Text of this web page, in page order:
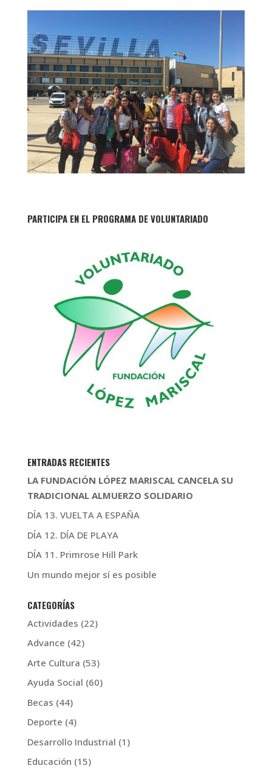
PARTICIPA EN EL PROGRAMA DE VOLUNTARIADO
ENTRADAS RECIENTES
LA FUNDACIÓN LÓPEZ MARISCAL CANCELA SU
TRADICIONAL ALMUERZO SOLIDARIO
DÍA 13. VUELTA A ESPAÑA
DÍA 12. DÍA DE PLAYA
DÍA 11. Primrose Hill Park
Un mundo mejor sí es posible
CATEGORÍAS
Actividades (22)
Advance (42)
Arte Cultura (53)
Ayuda Social (60)
Becas (44)
Deporte (4)
Desarrollo Industrial (1)
Educación (15)